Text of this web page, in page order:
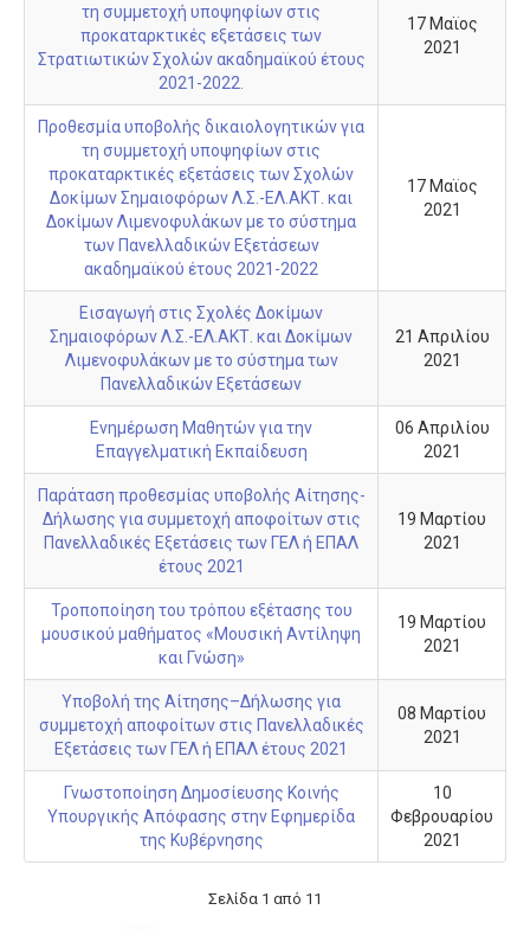
ΠΥΣΔΕ Επιλογής
Σχολεία
Γυμνάσια
Γενικά Λύκεια
Επαγγελματικά Λύκεια
Ε.Ε.Ε.Ε.K.
Δράσεις
Εκδρομές
Πληροφορίες
Προκηρύξεις
Ωρολόγια Προγράμματα
Εκπαιδευτικοί
Αποσπάσεις
Διορισμοί - Προσλήψεις
Συνταξιοδοτήσεις
Μετατάξεις
Επιμoρφώσεις
Οικονομικά
Άδειες
τη συμμετοχή υποψηφίων στις
προκαταρκτικές εξετάσεις των
Στρατιωτικών Σχολών ακαδημαϊκού έτους
2021-2022.
17 Μαϊος
2021
Προθεσμία υποβολής δικαιολογητικών για
τη συμμετοχή υποψηφίων στις
προκαταρκτικές εξετάσεις των Σχολών
Δοκίμων Σημαιοφόρων Λ.Σ.-ΕΛ.ΑΚΤ. και
Δοκίμων Λιμενοφυλάκων με το σύστημα
των Πανελλαδικών Εξετάσεων
ακαδημαϊκού έτους 2021-2022
17 Μαϊος
2021
Eισαγωγή στις Σχολές Δοκίμων
Σημαιοφόρων Λ.Σ.-ΕΛ.ΑΚΤ. και Δοκίμων
Λιμενοφυλάκων με το σύστημα των
Πανελλαδικών Εξετάσεων
21 Απριλίου
2021
Ενημέρωση Μαθητών για την
Επαγγελματική Εκπαίδευση
06 Απριλίου
2021
Παράταση προθεσμίας υποβολής Αίτησης-
Δήλωσης για συμμετοχή αποφοίτων στις
Πανελλαδικές Εξετάσεις των ΓΕΛ ή ΕΠΑΛ
έτους 2021
19 Μαρτίου
2021
Τροποποίηση του τρόπου εξέτασης του
μουσικού μαθήματος «Μουσική Αντίληψη
και Γνώση»
19 Μαρτίου
2021
Υποβολή της Αίτησης–Δήλωσης για
συμμετοχή αποφοίτων στις Πανελλαδικές
Εξετάσεις των ΓΕΛ ή ΕΠΑΛ έτους 2021
08 Μαρτίου
2021
Γνωστοποίηση Δημοσίευσης Κοινής
Υπουργικής Απόφασης στην Εφημερίδα
της Κυβέρνησης
10
Φεβρουαρίου
2021
Σελίδα 1 από 11